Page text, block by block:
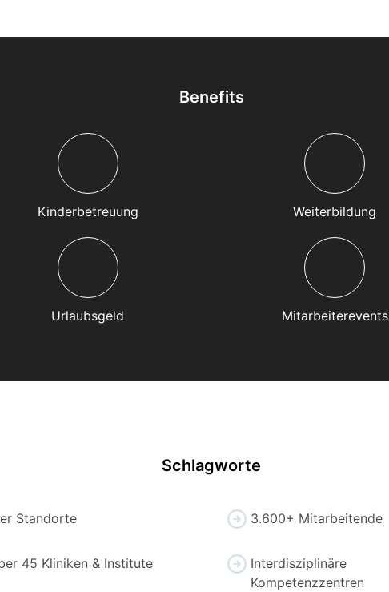
Benefits
Kinderbetreuung Weiterbildung
Urlaubsgeld Mitarbeiterevents
Schlagworte
Standorte 3.600+ Mitarbeitende
45 Kliniken & Institute
Interdisziplinäre
Kompetenzzentren